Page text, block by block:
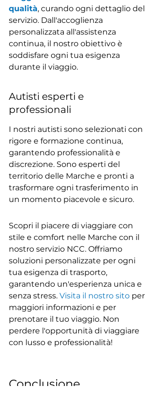
qualità, curando ogni dettaglio del
servizio. Dall'accoglienza
personalizzata all'assistenza
continua, il nostro obiettivo è
soddisfare ogni tua esigenza
durante il viaggio.
Autisti esperti e
professionali
I nostri autisti sono selezionati con
rigore e formazione continua,
garantendo professionalità e
discrezione. Sono esperti del
territorio delle Marche e pronti a
trasformare ogni trasferimento in
un momento piacevole e sicuro.
Scopri il piacere di viaggiare con
stile e comfort nelle Marche con il
nostro servizio NCC. Offriamo
soluzioni personalizzate per ogni
tua esigenza di trasporto,
garantendo un'esperienza unica e
senza stress. Visita il nostro sito per
maggiori informazioni e per
prenotare il tuo viaggio. Non
perdere l'opportunità di viaggiare
con lusso e professionalità!
Conclusione